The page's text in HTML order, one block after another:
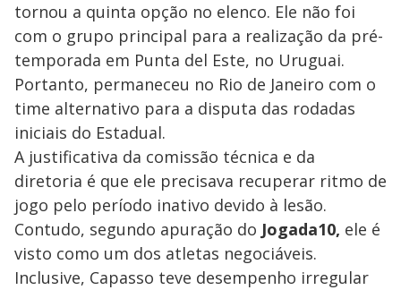
tornou a quinta opção no elenco. Ele não foi
com o grupo principal para a realização da pré-
temporada em Punta del Este, no Uruguai.
Portanto, permaneceu no Rio de Janeiro com o
time alternativo para a disputa das rodadas
iniciais do Estadual.
A justificativa da comissão técnica e da
diretoria é que ele precisava recuperar ritmo de
jogo pelo período inativo devido à lesão.
Contudo, segundo apuração do Jogada10, ele é
visto como um dos atletas negociáveis.
Inclusive, Capasso teve desempenho irregular